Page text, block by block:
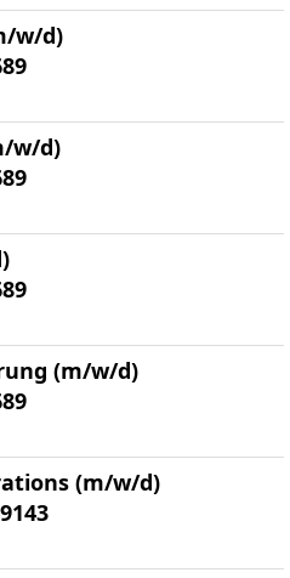
w/d)
w/d)
(m/w/d)
(m/w/d)